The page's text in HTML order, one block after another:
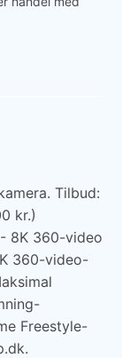
Tilbud:
kr.)
8K 360-video
360-video-
Freestyle-